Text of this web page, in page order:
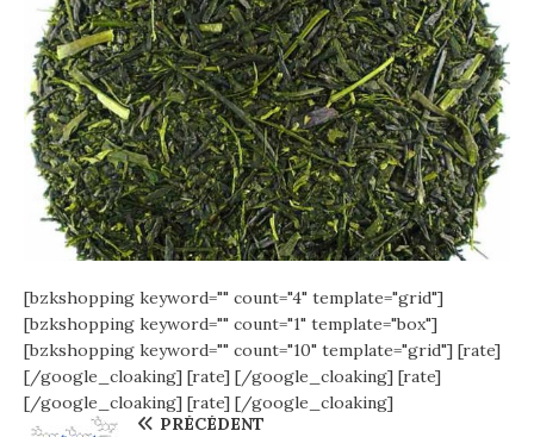
[bzkshopping keyword="" count="4" template="grid"]
[bzkshopping keyword="" count="1" template="box"]
[bzkshopping keyword="" count="10" template="grid"] [rate]
[/google_cloaking] [rate] [/google_cloaking] [rate]
[/google_cloaking] [rate] [/google_cloaking]
PRÉCÉDENT